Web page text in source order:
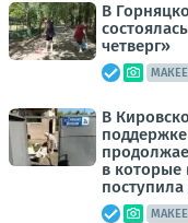
В
четверг»
В
в которые
поступила